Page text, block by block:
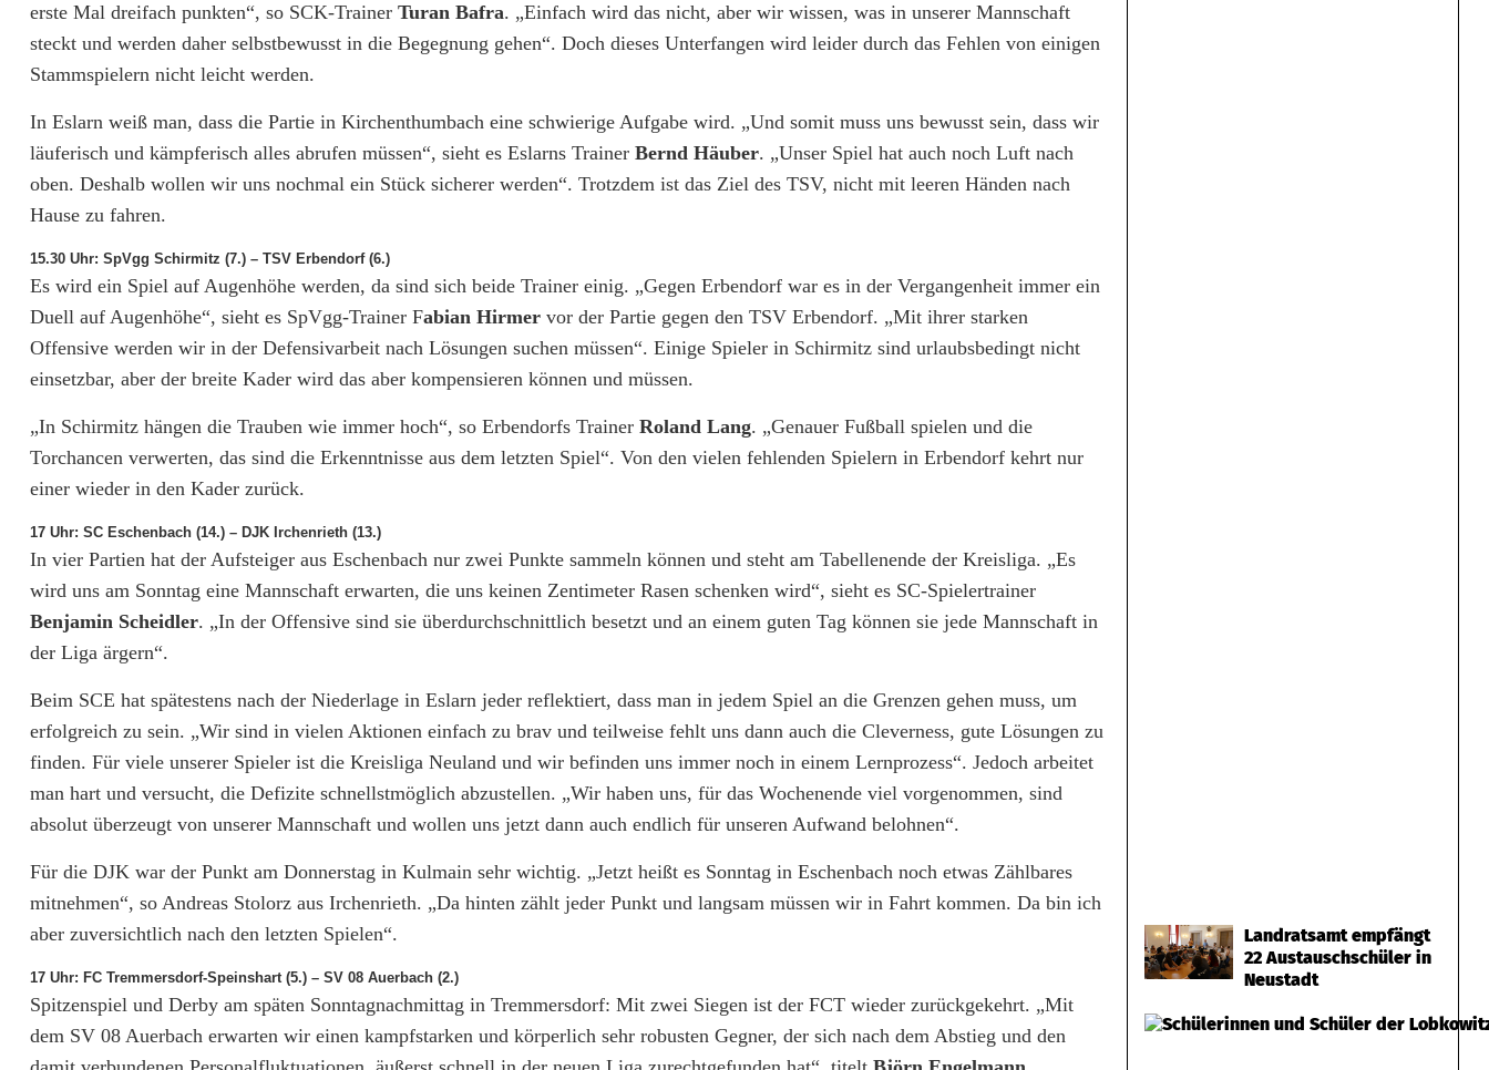
erste Mal dreifach punkten“, so SCK-Trainer Turan Bafra. „Einfach wird das nicht, aber wir wissen, was in unserer Mannschaft
steckt und werden daher selbstbewusst in die Begegnung gehen“. Doch dieses Unterfangen wird leider durch das Fehlen von einigen
Stammspielern nicht leicht werden.
In Eslarn weiß man, dass die Partie in Kirchenthumbach eine schwierige Aufgabe wird. „Und somit muss uns bewusst sein, dass wir
läuferisch und kämpferisch alles abrufen müssen“, sieht es Eslarns Trainer Bernd Häuber. „Unser Spiel hat auch noch Luft nach
oben. Deshalb wollen wir uns nochmal ein Stück sicherer werden“. Trotzdem ist das Ziel des TSV, nicht mit leeren Händen nach
Hause zu fahren.
15.30 Uhr: SpVgg Schirmitz (7.) – TSV Erbendorf (6.)
Es wird ein Spiel auf Augenhöhe werden, da sind sich beide Trainer einig. „Gegen Erbendorf war es in der Vergangenheit immer ein
Duell auf Augenhöhe“, sieht es SpVgg-Trainer Fabian Hirmer vor der Partie gegen den TSV Erbendorf. „Mit ihrer starken
Offensive werden wir in der Defensivarbeit nach Lösungen suchen müssen“. Einige Spieler in Schirmitz sind urlaubsbedingt nicht
einsetzbar, aber der breite Kader wird das aber kompensieren können und müssen.
„In Schirmitz hängen die Trauben wie immer hoch“, so Erbendorfs Trainer Roland Lang. „Genauer Fußball spielen und die
Torchancen verwerten, das sind die Erkenntnisse aus dem letzten Spiel“. Von den vielen fehlenden Spielern in Erbendorf kehrt nur
einer wieder in den Kader zurück.
17 Uhr: SC Eschenbach (14.) – DJK Irchenrieth (13.)
In vier Partien hat der Aufsteiger aus Eschenbach nur zwei Punkte sammeln können und steht am Tabellenende der Kreisliga. „Es
wird uns am Sonntag eine Mannschaft erwarten, die uns keinen Zentimeter Rasen schenken wird“, sieht es SC-Spielertrainer
Benjamin Scheidler. „In der Offensive sind sie überdurchschnittlich besetzt und an einem guten Tag können sie jede Mannschaft in
der Liga ärgern“.
Beim SCE hat spätestens nach der Niederlage in Eslarn jeder reflektiert, dass man in jedem Spiel an die Grenzen gehen muss, um
erfolgreich zu sein. „Wir sind in vielen Aktionen einfach zu brav und teilweise fehlt uns dann auch die Cleverness, gute Lösungen zu
finden. Für viele unserer Spieler ist die Kreisliga Neuland und wir befinden uns immer noch in einem Lernprozess“. Jedoch arbeitet
man hart und versucht, die Defizite schnellstmöglich abzustellen. „Wir haben uns, für das Wochenende viel vorgenommen, sind
absolut überzeugt von unserer Mannschaft und wollen uns jetzt dann auch endlich für unseren Aufwand belohnen“.
Für die DJK war der Punkt am Donnerstag in Kulmain sehr wichtig. „Jetzt heißt es Sonntag in Eschenbach noch etwas Zählbares
mitnehmen“, so Andreas Stolorz aus Irchenrieth. „Da hinten zählt jeder Punkt und langsam müssen wir in Fahrt kommen. Da bin ich
aber zuversichtlich nach den letzten Spielen“.
17 Uhr: FC Tremmersdorf-Speinshart (5.) – SV 08 Auerbach (2.)
Spitzenspiel und Derby am späten Sonntagnachmittag in Tremmersdorf: Mit zwei Siegen ist der FCT wieder zurückgekehrt. „Mit
dem SV 08 Auerbach erwarten wir einen kampfstarken und körperlich sehr robusten Gegner, der sich nach dem Abstieg und den
Landratsamt empfängt
22 Austauschschüler in
Neustadt